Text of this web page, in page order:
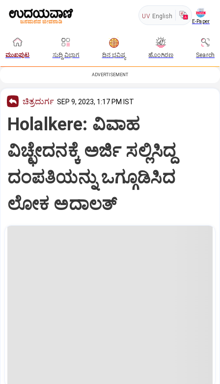
UV English
E-Paper
ಮುಖಪುಟ ಸುದ್ದಿ ವಿಭಾಗ ದಿನ ಭವಿಷ್ಯ ಹೊಂಗಿರಣ Search
ADVERTISEMENT
ಚಿತ್ರದುರ್ಗ SEP 9, 2023, 1:17 PM IST
Holalkere: ವಿವಾಹ
ವಿಚ್ಛೇದನಕ್ಕೆ ಅರ್ಜಿ ಸಲ್ಲಿಸಿದ್ದ
ದಂಪತಿಯನ್ನು ಒಗ್ಗೂಡಿಸಿದ
ಲೋಕ ಅದಾಲತ್